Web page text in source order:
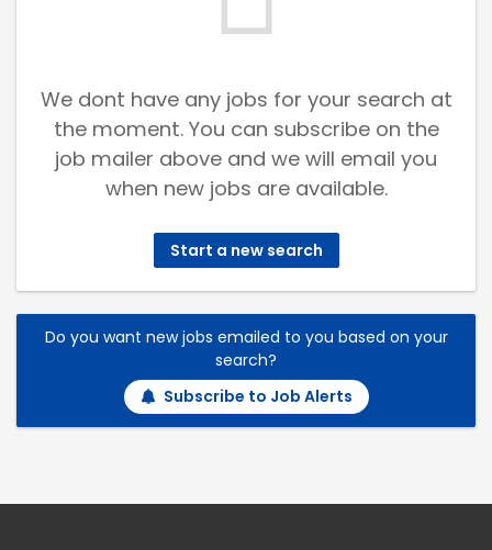
We dont have any jobs for your search at
the moment. You can subscribe on the
job mailer above and we will email you
when new jobs are available.
Start a new search
Do you want new jobs emailed to you based on your
search?
Subscribe to Job Alerts